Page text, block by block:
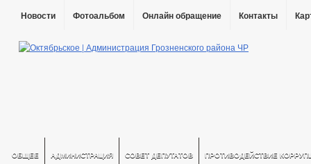
Новости Фотоальбом Онлайн обращение Контакты
ОБЩЕЕ АДМИНИСТРАЦИЯ СОВЕТ ДЕПУТАТОВ ПРОТИВОДЕЙСТВИЕ